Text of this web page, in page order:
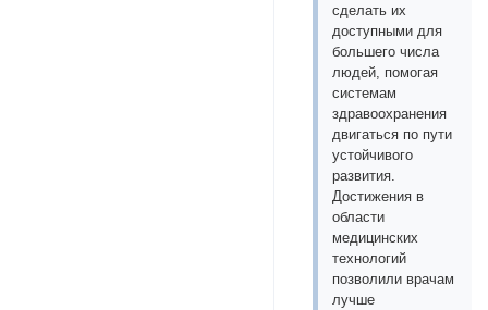
сделать их
доступными для
большего числа
людей, помогая
системам
здравоохранения
двигаться по пути
устойчивого
развития.
Достижения в
области
медицинских
технологий
позволили врачам
лучше